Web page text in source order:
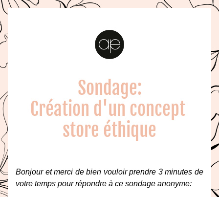
Sondage:
Création d'un concept
store éthique
Bonjour et merci de bien vouloir prendre 3 minutes de
votre temps pour répondre à ce sondage anonyme: